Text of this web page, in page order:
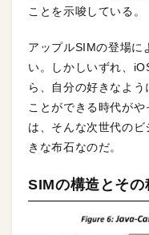
ことを示唆している。
アップルSIMの登場に
い。しかしいずれ、
ら、自分の好きなよ
ことができる時代が
は、そんな次世代の
きな布石なのだ。
SIMの構造とその